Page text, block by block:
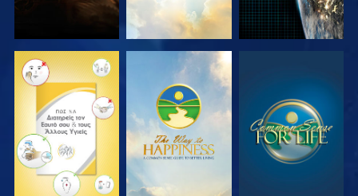
ΠΑΡΑΚΟΛΟΥΘΗΣΤΕ ΠΑΡΑΚΟΛΟΥΘΗΣΤΕ ΠΑΡΑΚΟΛΟΥΘΗΣΤΕ